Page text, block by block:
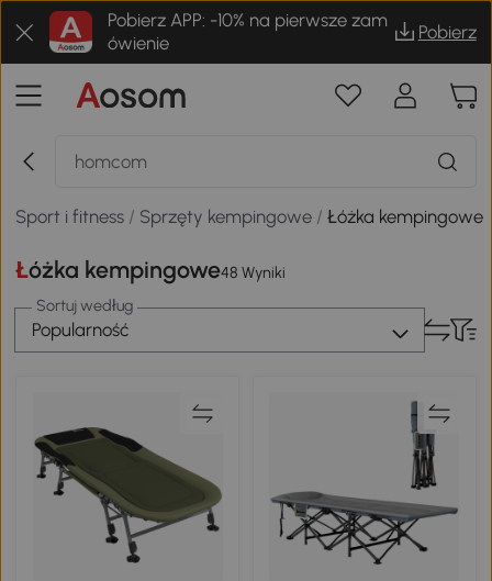
Pobierz APP: -10% na pierwsze zam
ówienie
Pobierz
Sport i fitness / Sprzęty kempingowe /Łóżka kempingowe
Łóżka kempingowe48 Wyniki
Sortuj według
Popularność